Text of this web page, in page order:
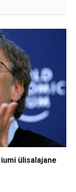
ülisalajane